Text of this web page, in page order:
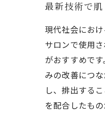
最新技術で
現代社会にお
サロンで使用
がおすすめで
みの改善につ
し、排出する
を配合したも